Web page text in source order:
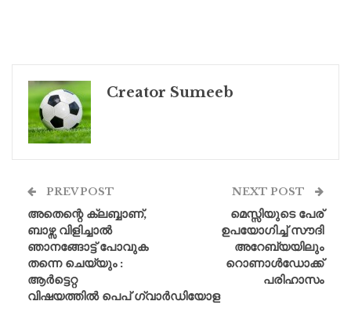
Creator Sumeeb
PREV POST
അതെന്റെ ക്ലബ്ബാണ്,
ബാഴ്സ വിളിച്ചാൽ
ഞാനങ്ങോട്ട് പോവുക
തന്നെ ചെയ്യും :
ആർട്ടെറ്റ
വിഷയത്തിൽ പെപ് ഗ്വാർഡിയോള
NEXT POST
മെസ്സിയുടെ പേര്
ഉപയോഗിച്ച് സൗദി
അറേബ്യയിലും
റൊണാൾഡോക്ക്
പരിഹാസം